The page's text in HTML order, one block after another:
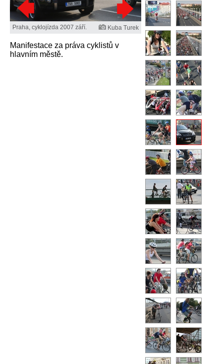
Praha, cyklojízda 2007 září. Kuba Turek
Manifestace za práva cyklistů v
hlavním městě.